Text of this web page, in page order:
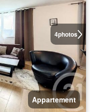
4photos
Appartement